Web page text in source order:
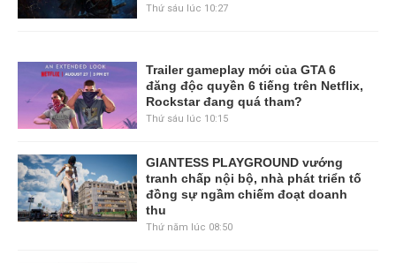
Thứ sáu lúc 10:27
Trailer gameplay mới của GTA 6
đăng độc quyền 6 tiếng trên Netflix,
Rockstar đang quá tham?
Thứ sáu lúc 10:15
GIANTESS PLAYGROUND vướng
tranh chấp nội bộ, nhà phát triển tố
đồng sự ngầm chiếm đoạt doanh
thu
Thứ năm lúc 08:50